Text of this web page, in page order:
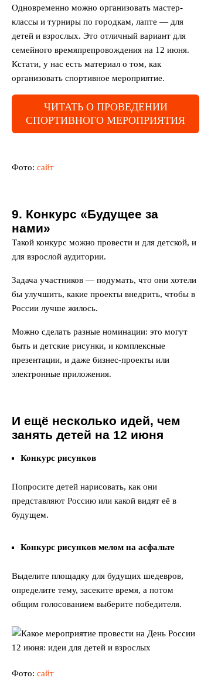
Одновременно можно организовать мастер-
классы и турниры по городкам, лапте — для
детей и взрослых. Это отличный вариант для
семейного времяпрепровождения на 12 июня.
Кстати, у нас есть материал о том, как
организовать спортивное мероприятие.
ЧИТАТЬ О ПРОВЕДЕНИИ
СПОРТИВНОГО МЕРОПРИЯТИЯ
Фото: сайт
9. Конкурс «Будущее за
нами»
Такой конкурс можно провести и для детской, и
для взрослой аудитории.
Задача участников — подумать, что они хотели
бы улучшить, какие проекты внедрить, чтобы в
России лучше жилось.
Можно сделать разные номинации: это могут
быть и детские рисунки, и комплексные
презентации, и даже бизнес-проекты или
электронные приложения.
И ещё несколько идей, чем
занять детей на 12 июня
Конкурс рисунков
Попросите детей нарисовать, как они
представляют Россию или какой видят её в
будущем.
Конкурс рисунков мелом на асфальте
Выделите площадку для будущих шедевров,
определите тему, засеките время, а потом
общим голосованием выберите победителя.
Фото: сайт